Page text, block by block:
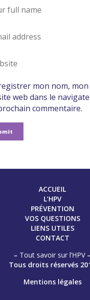
mon nom,
web dans le
commentaire.
ACCUEIL
L’HPV
PRÉVENTION
VOS QUESTIONS
LIENS UTILES
CONTACT
– Tout savoir sur l’HPV–
Tous droits réservés
Mentions légales